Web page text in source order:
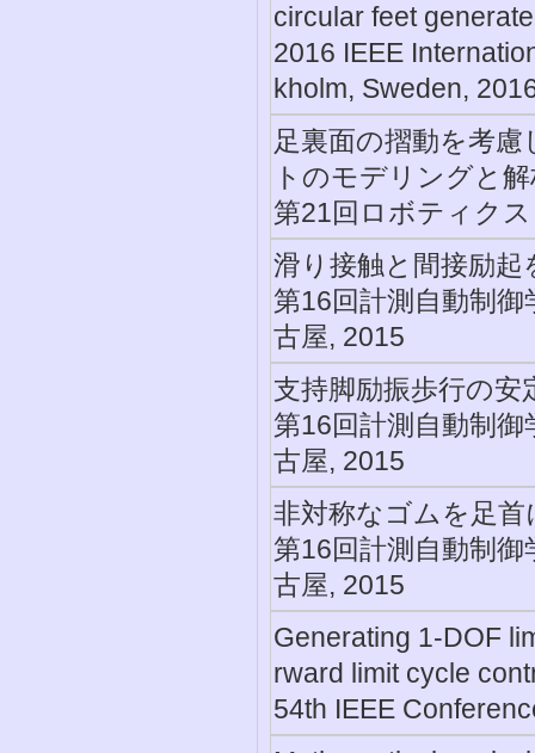
circular feet
2016 IEEE
kholm, Sweden,
足裏面の摺動を考
トのモデリングと
第21回ロボティク
滑り接触と間接励
第16回計測自動制
古屋, 2015
支持脚励振歩行の安
第16回計測自動制
古屋, 2015
非対称なゴムを足
第16回計測自動制
古屋, 2015
Generating 1-DOF
rward limit cycle
54th IEEE